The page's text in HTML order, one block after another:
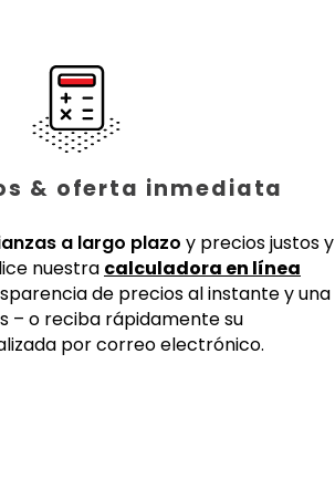
& oferta inmediata
a largo plazo y precios justos y
nuestra calculadora en línea
de precios al instante y una
– o reciba rápidamente su
por correo electrónico.